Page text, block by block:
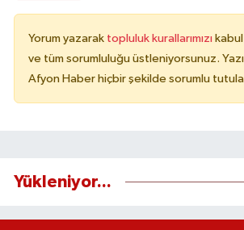
Yorum yazarak topluluk kurallarımızı
ve tüm sorumluluğu üstleniyorsunuz.
Afyon Haber hiçbir şekilde sorumlu
Yükleniyor...